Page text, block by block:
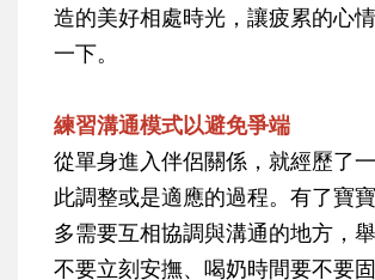
造的美好相處時光，讓疲累的心
一下。
練習溝通模式以避免爭端
從單身進入伴侶關係，就經歷了
此調整或是適應的過程。有了寶
多需要互相協調與溝通的地方，
不要立刻安撫、喝奶時間要不要